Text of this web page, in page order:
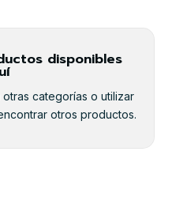
disponibles
categorías o utilizar
otros productos.